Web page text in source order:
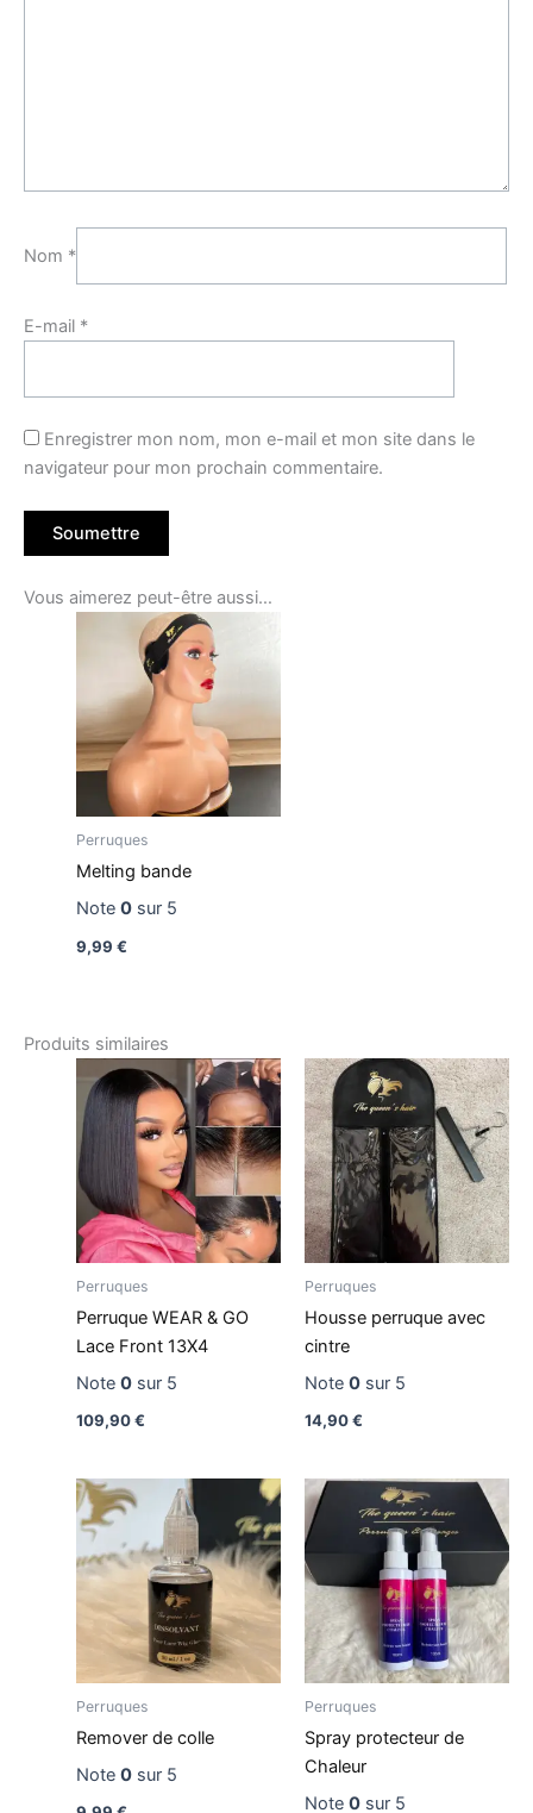
Nom *
E-mail *
Enregistrer mon nom, mon e-mail et mon site dans le
navigateur pour mon prochain commentaire.
Vous aimerez peut-être aussi…
Perruques
Melting bande
Note 0sur 5
9,99 €
Produits similaires
Perruques
Perruque WEAR & GO
Lace Front 13X4
Note 0sur 5
109,90€
Perruques
Housse perruque avec
cintre
Note 0sur 5
14,90€
Perruques
Remover de colle
Note 0sur 5
Perruques
Spray protecteur de
Chaleur
Note 0sur 5